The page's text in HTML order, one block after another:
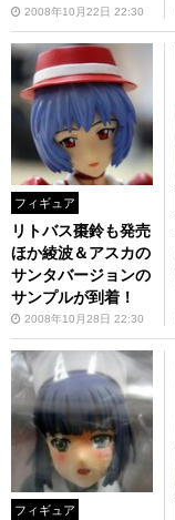
2008年10月22日 22:30
フィギュア
リトバス棗鈴も発売
ほか綾波＆アスカの
サンタバージョンの
サンプルが到着！
2008年10月28日 22:30
フィギュア